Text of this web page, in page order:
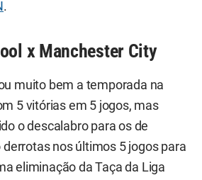
.
x Manchester City
muito bem a temporada na
5 vitórias em 5 jogos, mas
o descalabro para os de
nos últimos 5 jogos para
eliminação da Taça da Liga